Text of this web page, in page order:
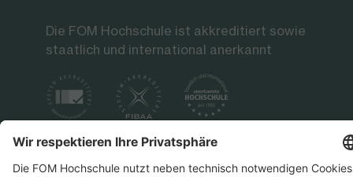
Die FOM Hochschule ist akkreditiert sowie
staatlich und international anerkannt